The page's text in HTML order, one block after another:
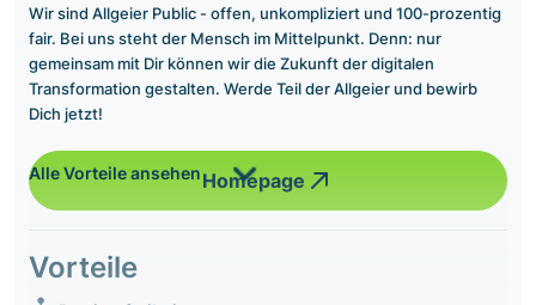
Wir sind Allgeier Public - offen, unkompliziert und 100-prozentig
fair. Bei uns steht der Mensch im Mittelpunkt. Denn: nur
gemeinsam mit Dir können wir die Zukunft der digitalen
Transformation gestalten. Werde Teil der Allgeier und bewirb
Dich jetzt!
Homepage
Vorteile
Alle Vorteile ansehen